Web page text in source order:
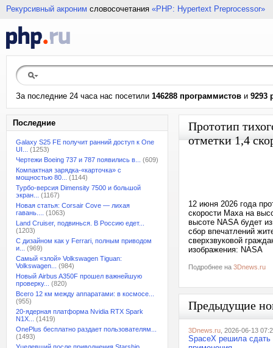
Рекурсивный акроним словосочетания «PHP: Hypertext Preprocessor»
За последние 24 часа нас посетили 146288 программистов и 9293
Последние
Galaxy S25 FE получит ранний доступ к One
UI...
(1253)
Чертежи Boeing 737 и 787 появились в...
(609)
Компактная зарядка-«карточка» с
мощностью 80...
(1144)
Турбо-версия Dimensity 7500 и большой
экран...
(1167)
Новая статья: Corsair Cove — лихая
гавань....
(1063)
Land Cruiser, подвинься. В Россию едет...
(1203)
С дизайном как у Ferrari, полным приводом
и...
(969)
Самый «злой» Volkswagen Tiguan:
Volkswagen...
(984)
Новый Airbus A350F прошел важнейшую
проверку...
(820)
Всего 12 км между аппаратами: в космосе...
(955)
20-ядерная платформа Nvidia RTX Spark
N1X...
(1419)
OnePlus бесплатно раздает пользователям...
(1493)
Прототип
отметки 1,4
12 июня 2026 года
скорости Маха на
высоте NASA будет
сбор впечатлений
сверхзвуковой
изображения: NASA
Подробнее на 3Dnews.ru
Предыдущие
3Dnews.ru , 2026-06-13
SpaceX решила сдать